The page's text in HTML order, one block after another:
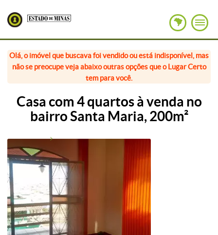
Olá, o imóvel que buscava foi vendido ou está indisponível, mas
não se preocupe veja abaixo outras opções que o Lugar Certo
tem para você.
Casa com 4 quartos à venda no
bairro Santa Maria, 200m²